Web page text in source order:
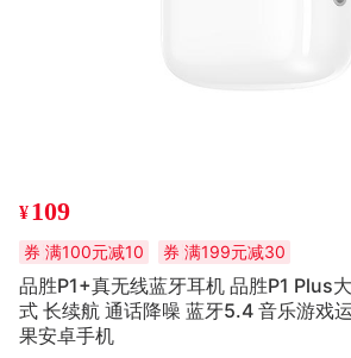
¥109
券 满100元减10 券 满199元减30
品胜P1+真无线蓝牙耳机 品胜P1 Plus
式 长续航 通话降噪 蓝牙5.4 音乐游戏
果安卓手机